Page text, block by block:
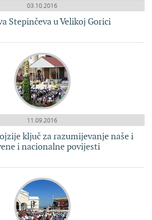
03.10.2016
Stepinčeva u Velikoj Gorici
11.09.2016
ključ za razumijevanje naše i
i nacionalne povijesti